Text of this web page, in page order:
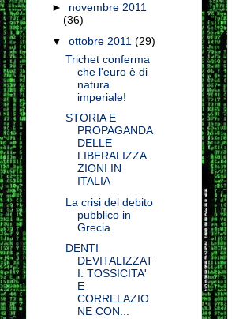
► novembre 2011
(36)
▼ottobre 2011(29)
Trichet conferma
che l'euro è di
natura
imperiale!
STORIA E
PROPAGANDA
DELLE
LIBERALIZZA
ZIONI IN
ITALIA
La crisi del debito
pubblico in
Grecia
DENTI
DEVITALIZZAT
I: TOSSICITA'
E
CORRELAZIO
NE CON...